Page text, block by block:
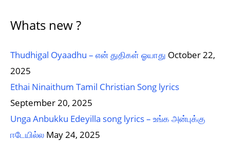
Whats new ?
Thudhigal Oyaadhu – என் துதிகள் ஓயாது October 22,
2025
Ethai Ninaithum Tamil Christian Song lyrics
September 20, 2025
Unga Anbukku Edeyilla song lyrics – உங்க அன்புக்கு
ஈடேயில்ல May 24, 2025